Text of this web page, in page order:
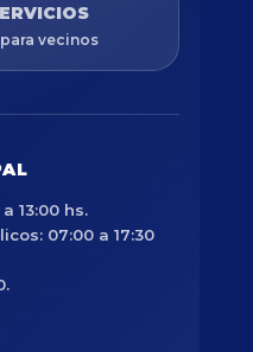
vecinos
13:00 hs.
07:00 a 17:30